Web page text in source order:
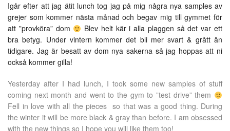
Igår efter att jag ätit lunch tog jag på mig några nya samples av
grejer som kommer nästa månad och begav mig till gymmet för
att ”provköra” dom
Blev helt kär i alla plaggen så det var ett
bra betyg. Under vintern kommer det bli mer svart & grått än
tidigare. Jag är besatt av dom nya sakerna så jag hoppas att ni
också kommer gilla!
Yesterday after I had lunch, I took some new samples of stuff
coming next month and went to the gym to ”test drive” them
Fell in love with all the pieces so that was a good thing. During
the winter it will be more black & gray than before. I am obsessed
with the new things so I hope you will like them too!